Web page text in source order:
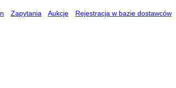
Zapytania Aukcje Rejestracja w bazie dostawców